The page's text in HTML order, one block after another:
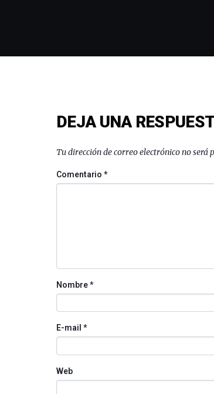
DEJA UNA
Tu dirección de correo electrónico no será
Comentario*
Nombre*
E-mail *
Web